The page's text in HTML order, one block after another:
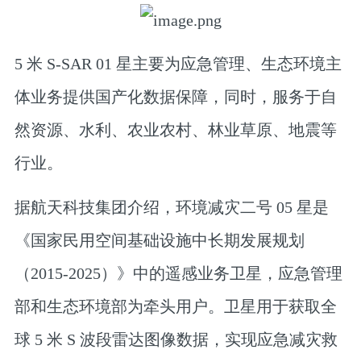
5 米 S-SAR 01 星主要为应急管理、生态环境主
体业务提供国产化数据保障，同时，服务于自
然资源、水利、农业农村、林业草原、地震等
行业。
据航天科技集团介绍，环境减灾二号 05 星是
《国家民用空间基础设施中长期发展规划
（2015-2025）》中的遥感业务卫星，应急管理
部和生态环境部为牵头用户。卫星用于获取全
球 5 米 S 波段雷达图像数据，实现应急减灾救